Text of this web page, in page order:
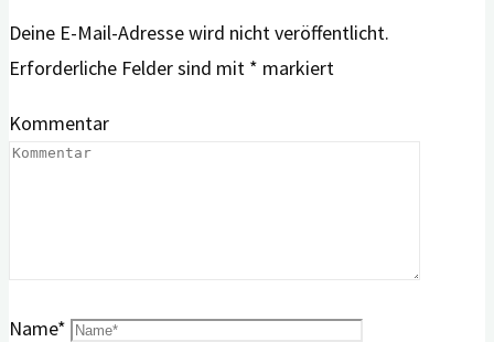
Deine E-Mail-Adresse wird nicht veröffentlicht.
Erforderliche Felder sind mit * markiert
Kommentar
Name*